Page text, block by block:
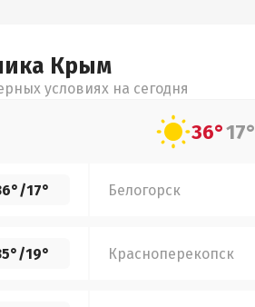
Крым
условиях на сегодня
36°17°
/17° Белогорск
/19° Красноперекопск